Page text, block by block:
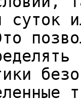
суток